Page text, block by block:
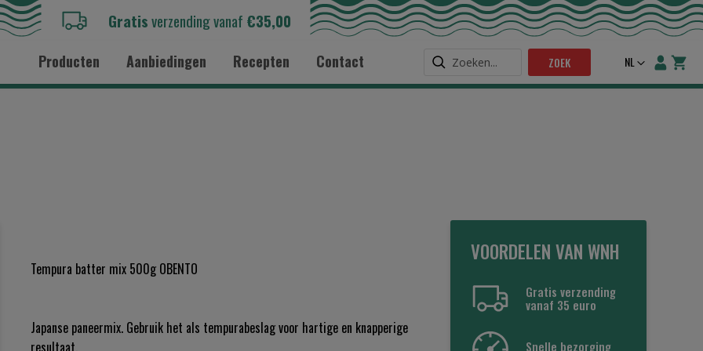
Gratisverzending vanaf €35,00
Producten Aanbiedingen Recepten Contact ZOEK Taal
NL
Tempura batter mix 500g OBENTO
Japanse paneermix. Gebruik het als tempurabeslag voor hartige en knapperige
resultaat.
VOORDELEN VAN WNH
Gratis verzending
vanaf 35 euro
Snelle bezorging